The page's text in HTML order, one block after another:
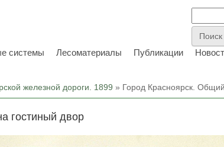
системы Лесоматериалы Публикации
железной дороги. 1899 » Город Красноярск.
гостиный двор